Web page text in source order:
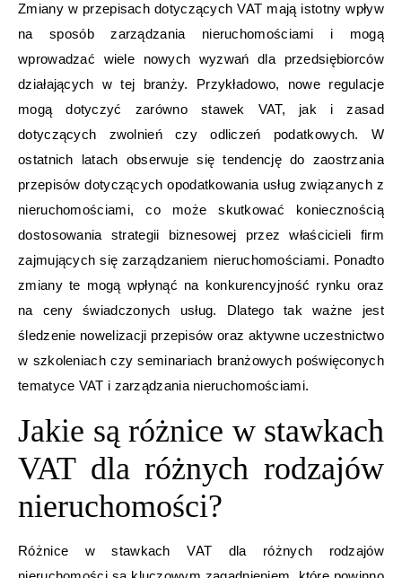
Zmiany w przepisach dotyczących VAT mają istotny wpływ
na sposób zarządzania nieruchomościami i mogą
wprowadzać wiele nowych wyzwań dla przedsiębiorców
działających w tej branży. Przykładowo, nowe regulacje
mogą dotyczyć zarówno stawek VAT, jak i zasad
dotyczących zwolnień czy odliczeń podatkowych. W
ostatnich latach obserwuje się tendencję do zaostrzania
przepisów dotyczących opodatkowania usług związanych z
nieruchomościami, co może skutkować koniecznością
dostosowania strategii biznesowej przez właścicieli firm
zajmujących się zarządzaniem nieruchomościami. Ponadto
zmiany te mogą wpłynąć na konkurencyjność rynku oraz
na ceny świadczonych usług. Dlatego tak ważne jest
śledzenie nowelizacji przepisów oraz aktywne uczestnictwo
w szkoleniach czy seminariach branżowych poświęconych
tematyce VAT i zarządzania nieruchomościami.
Jakie są różnice w stawkach
VAT dla różnych rodzajów
nieruchomości?
Różnice w stawkach VAT dla różnych rodzajów